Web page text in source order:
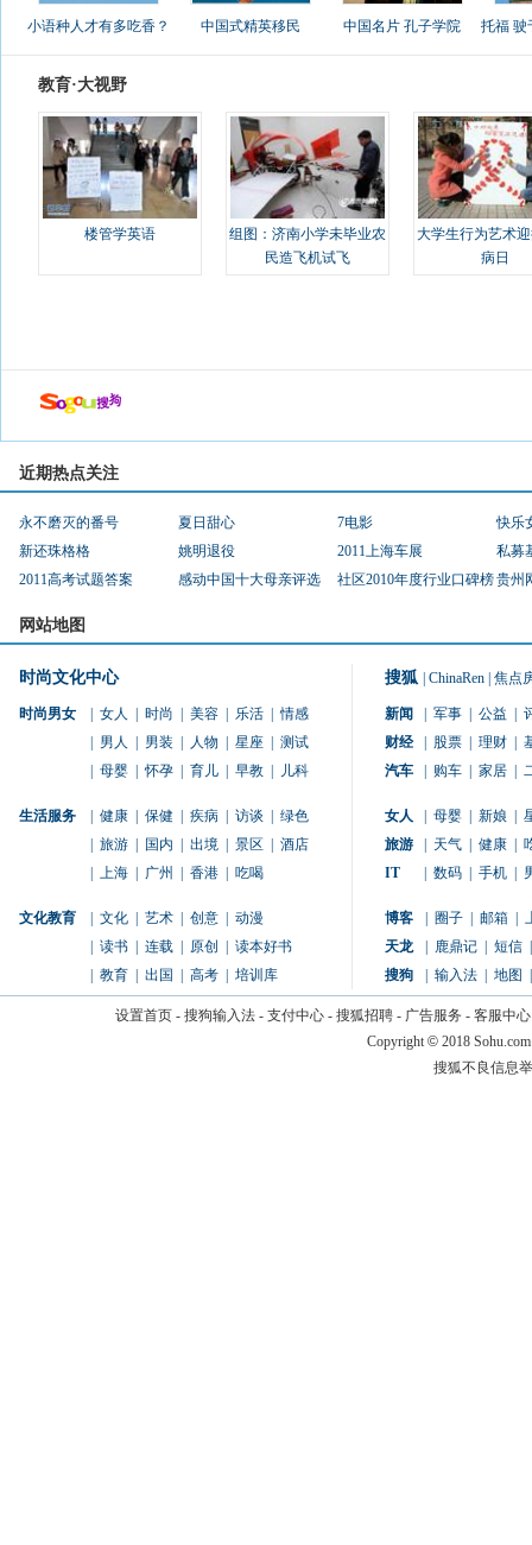
小语种人才有多吃香？ 中国式精英移民 中国名片 孔子学院 托福 驶
教育·大视野
楼管学英语
组图：济南小学未毕业农
民造飞机试飞
大学生行为艺术
病日
近期热点关注
永不磨灭的番号 夏日甜心 7电影
快乐
新还珠格格
姚明退役 2011上海车展
私募
2011高考试题答案
感动中国十大母亲评选 社区2010年度行业口碑榜贵州
网站地图
时尚文化中心
时尚男女 女人 时尚 美容 乐活
情感
男人 男装 人物 星座
测试
母婴 怀孕 育儿 早教 儿科
生活服务 健康 保健 疾病 访谈
绿色
旅游 国内 出境 景区
酒店
上海 广州 香港 吃喝
文化教育 文化 艺术 创意
动漫
读书 连载 原创
读本好书
教育 出国 高考 培训库
搜狐 ChinaRen 焦点
新闻 军事 公益
财经
股票 理财
汽车
购车 家居
女人 母婴 新娘
旅游
天气 健康
IT
数码 手机
博客 圈子 邮箱
天龙
鹿鼎记 短信
搜狗
输入法 地图
设置首页- 搜狗输入法- 支付中心- 搜狐招聘- 广告服务 - 客服中心
Copyright © 2018
搜狐不良信息